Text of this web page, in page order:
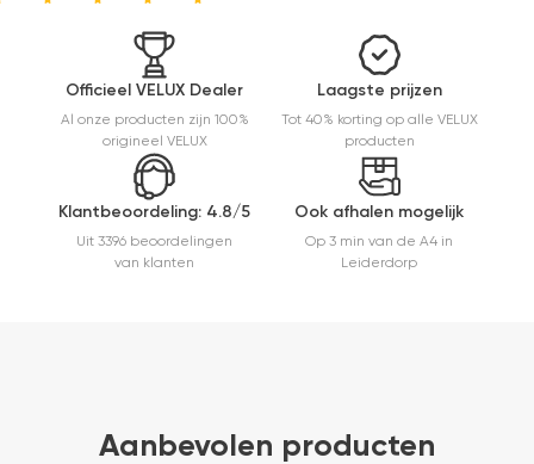
veel
mooier uit
en kreukt
inrollen.
Officieel VELUX Dealer
Al onze producten zijn 100%
origineel VELUX
Laagste prijzen
Tot 40% korting op alle VELUX
producten
Klantbeoordeling: 4.8/5
Uit 3396 beoordelingen
van klanten
Ook afhalen mogelijk
Op 3 min van de A4 in
Leiderdorp
Aanbevolen producten